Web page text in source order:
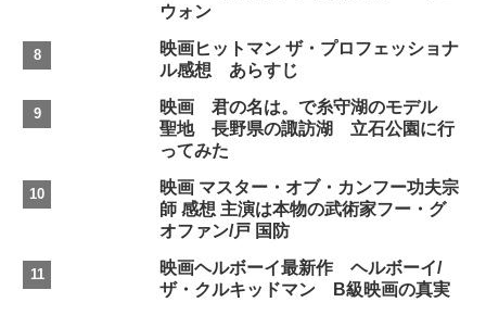
ウォン
映画ヒットマン ザ・プロフェッショナ
ル感想 あらすじ
映画 君の名は。で糸守湖のモデル
聖地 長野県の諏訪湖 立石公園に行
ってみた
映画 マスター・オブ・カンフー功夫宗
師 感想 主演は本物の武術家フー・グ
オファン/戸 国防
映画ヘルボーイ最新作 ヘルボーイ/
ザ・クルキッドマン B級映画の真実